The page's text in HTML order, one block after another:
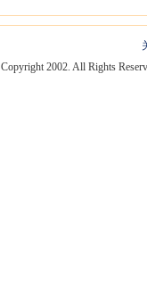
Copyright 2002. All Rights